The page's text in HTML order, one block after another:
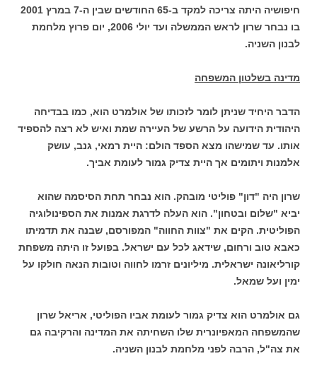
חיפושיה היתה צריכה למקד ב-65 החודשים שבין ה-7 במרץ 2001
בו נבחר שרון לראש הממשלה ועד יולי 2006, יום פרוץ מלחמת
לבנון השניה.
מדינה בשלטון המשפחה
הדבר היחיד שניתן לומר לזכותו של אולמרט הוא, כמו בבדיחה
היהודית הידועה על הרשע של העיירה שמת ואיש לא רצה להספיד
אותו. עד שמישהו מצא הספד הולם: היית רמאי, גנב, עושק
אלמנות ויתומים אך היית צדיק גמור לעומת אביך.
שרון היה "דון" פוליטי מובהק. הוא נבחר תחת הסיסמה שהוא
יביא "שלום ובטחון". הוא העלה לדרגת אמנות את הספינולוגיה
הפוליטית. הקים את "צוות החווה" המפורסם, שבנה את תדמיתו
כאבא טוב ורחום, שידאג לכל עם ישראל. בפועל זו היתה משפחת
קורליאונה ישראלית. מיליונים זרמו לחווה וטובות הנאה חולקו על
ימין ועל שמאל.
גם אולמרט הוא צדיק גמור לעומת אביו הפוליטי, אריאל שרון
שהמשפחה המאפיונרית שלו השחיתה את המדינה והרקיבה גם
את צה"ל, הרבה לפני מלחמת לבנון השניה.